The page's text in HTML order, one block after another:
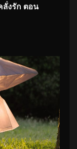
ลั่งรัก ตอน